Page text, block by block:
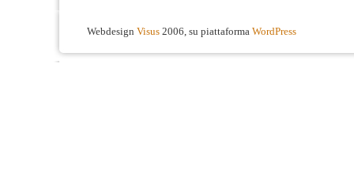
Webdesign Visus 2006, su piattaforma WordPress